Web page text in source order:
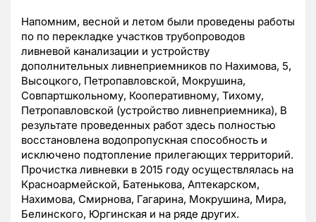
Напомним, весной и летом были проведены работы
по по перекладке участков трубопроводов
ливневой канализации и устройству
дополнительных ливнеприемников по Нахимова, 5,
Высоцкого, Петропавловской, Мокрушина,
Совпартшкольному, Кооперативному, Тихому,
Петропавловской (устройство ливнеприемника), В
результате проведенных работ здесь полностью
восстановлена водопропускная способность и
исключено подтопление прилегающих территорий.
Прочистка ливневки в 2015 году осуществлялась на
Красноармейской, Батенькова, Аптекарском,
Нахимова, Смирнова, Гагарина, Мокрушина, Мира,
Белинского, Юргинская и на ряде других.